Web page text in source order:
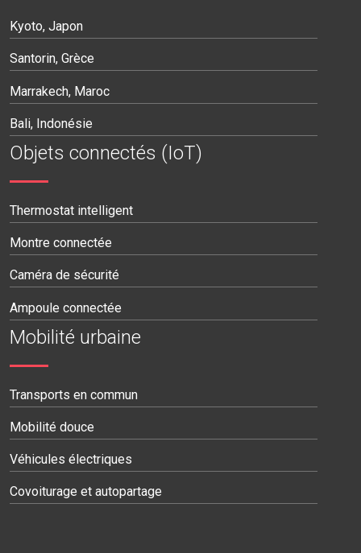
Kyoto, Japon
Santorin, Grèce
Marrakech, Maroc
Bali, Indonésie
Objets connectés (IoT)
Thermostat intelligent
Montre connectée
Caméra de sécurité
Ampoule connectée
Mobilité urbaine
Transports en commun
Mobilité douce
Véhicules électriques
Covoiturage et autopartage